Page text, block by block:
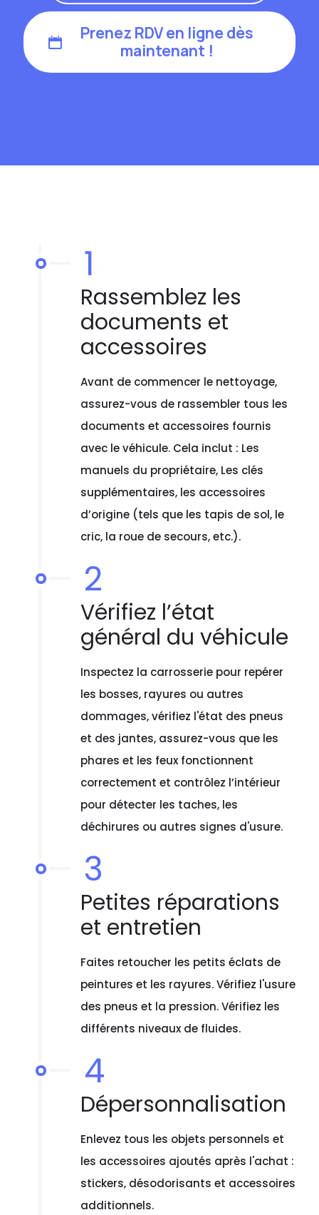
Prenez RDV en ligne dès
maintenant !
1
Rassemblez les
documents et
accessoires
Avant de commencer le nettoyage,
assurez-vous de rassembler tous les
documents et accessoires fournis
avec le véhicule. Cela inclut : Les
manuels du propriétaire, Les clés
supplémentaires, les accessoires
d’origine (tels que les tapis de sol, le
cric, la roue de secours, etc.).
2
Vérifiez l’état
général du véhicule
Inspectez la carrosserie pour repérer
les bosses, rayures ou autres
dommages, vérifiez l'état des pneus
et des jantes, assurez-vous que les
phares et les feux fonctionnent
correctement et contrôlez l’intérieur
pour détecter les taches, les
déchirures ou autres signes d'usure.
3
Petites réparations
et entretien
Faites retoucher les petits éclats de
peintures et les rayures. Vérifiez l'usure
des pneus et la pression. Vérifiez les
différents niveaux de fluides.
4
Dépersonnalisation
Enlevez tous les objets personnels et
les accessoires ajoutés après l'achat :
stickers, désodorisants et accessoires
additionnels.